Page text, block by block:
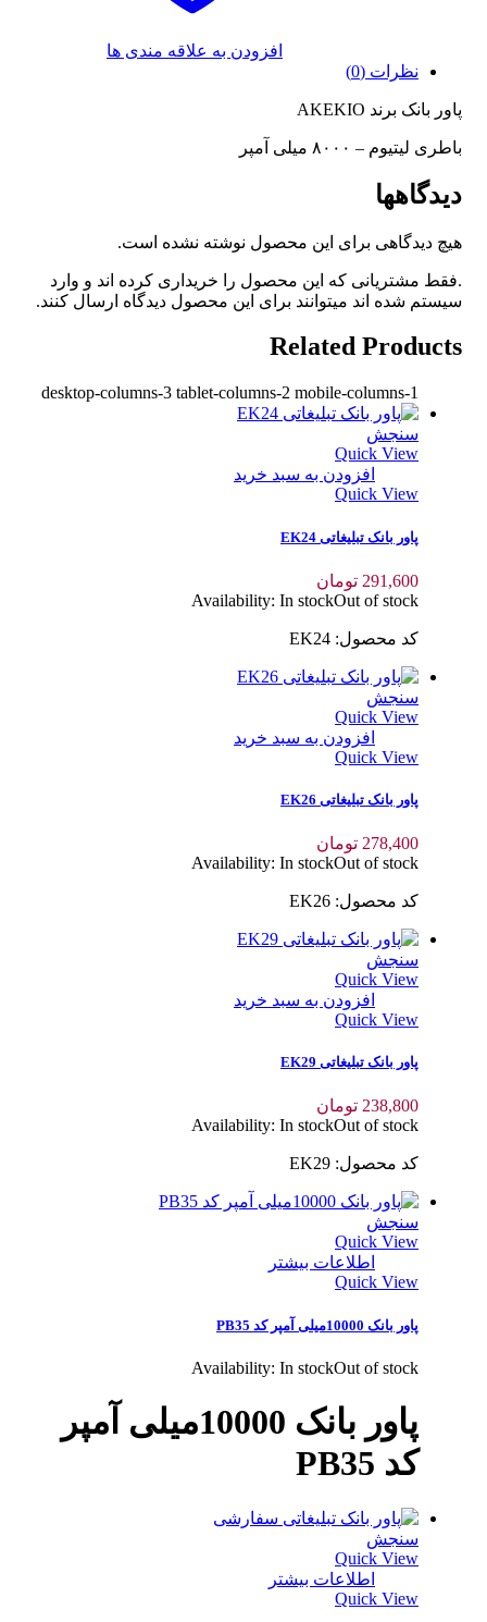
افزودن به علاقه مندی ها
نظرات (0)
پاور بانک برند AKEKIO
باطری لیتیوم – ۸۰۰۰ میلی آمپر
دیدگاهها
هیچ دیدگاهی برای این محصول نوشته نشده است.
.فقط مشتریانی که این محصول را خریداری کرده اند و وارد
سیستم شده اند میتوانند برای این محصول دیدگاه ارسال کنند.
Related Products
desktop-columns-3 tablet-columns-2 mobile-columns-1
سنجش
Quick View
افزودن به سبد خرید
Quick View
پاور بانک تبلیغاتی EK24
291,600 تومان
Availability:In stockOut of stock
کد محصول: EK24
سنجش
Quick View
افزودن به سبد خرید
Quick View
پاور بانک تبلیغاتی EK26
278,400 تومان
Availability:In stockOut of stock
کد محصول: EK26
سنجش
Quick View
افزودن به سبد خرید
Quick View
پاور بانک تبلیغاتی EK29
238,800 تومان
Availability:In stockOut of stock
کد محصول: EK29
سنجش
Quick View
اطلاعات بیشتر
Quick View
پاور بانک 10000میلی آمپر کد PB35
Availability:In stockOut of stock
پاور بانک 10000میلی آمپر
کد PB35
سنجش
Quick View
اطلاعات بیشتر
Quick View